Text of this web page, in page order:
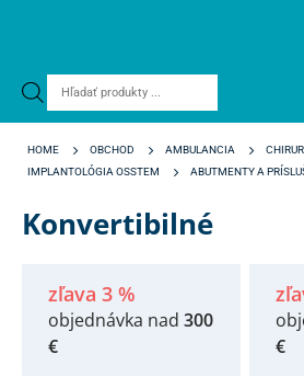
Products
HOME OBCHOD AMBULANCIA
IMPLANTOLÓGIA OSSTEM
ABUTMENTY A
Konvertibilné
zľava 3 %
objednávka nad 300
€
€